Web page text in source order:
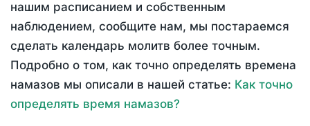
нашим расписанием и собственным
наблюдением, сообщите нам, мы постараемся
сделать календарь молитв более точным.
Подробно о том, как точно определять времена
намазов мы описали в нашей статье: Как точно
определять время намазов?